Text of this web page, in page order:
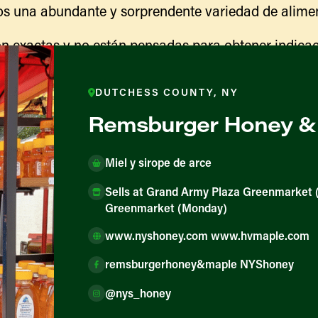
una abundante y sorprendente variedad de
exactas y no están pensadas para obtener
para obtener información sobre las
indicaciones para llegar.
y productores
DUTCHESS COUNTY, NY
Remsburger Honey
Miel y sirope de arce
Sells at Grand Army Plaza Greenmarket
Greenmarket (Monday)
www.nyshoney.com www.hvmaple.com
remsburgerhoney&maple NYShoney
@nys_honey